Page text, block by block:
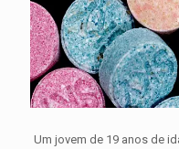
Um jovem de 19 anos de